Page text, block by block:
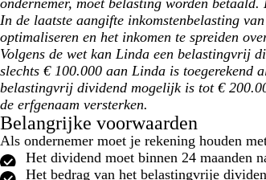
ondernemer, moet belasting worden
In de laatste aangifte inkomstenbelasting
optimaliseren en het inkomen te spreiden
Volgens de wet kan Linda een belastingvrij
slechts € 100.000 aan Linda is toegerekend
belastingvrij dividend mogelijk is tot €
de erfgenaam versterken.
Belangrijke voorwaarden
Als ondernemer moet je rekening houden
Het dividend moet binnen 24 maanden
Het bedrag van het belastingvrije